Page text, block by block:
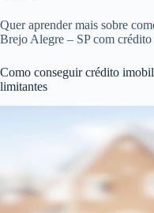
Quer aprender mais sobre
Brejo Alegre – SP com
Como conseguir crédito
limitantes